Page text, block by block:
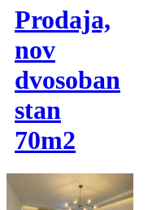
Prodaja,
nov
dvosoban
stan
70m2